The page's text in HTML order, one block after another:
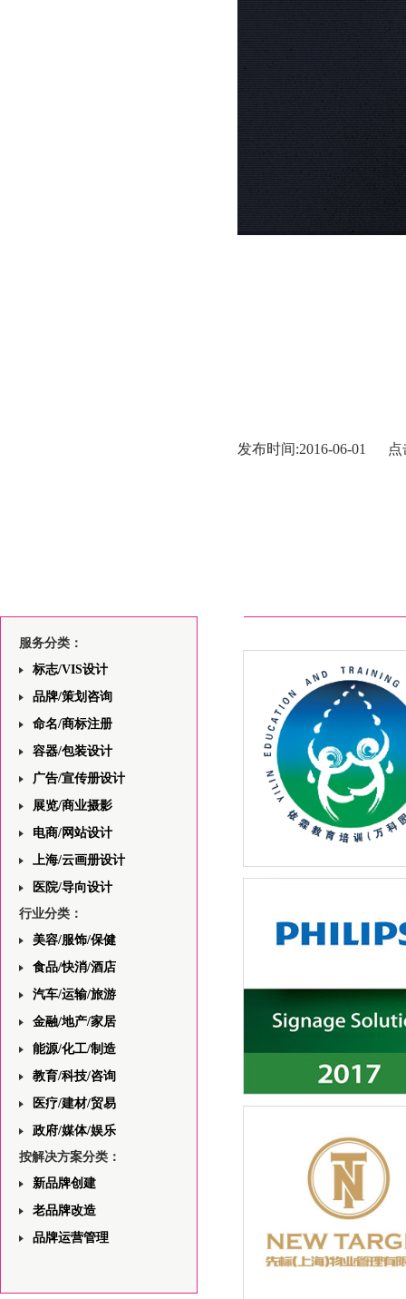
发布时间:2016-06-01 点
服务分类：
标志/VIS设计
品牌/策划咨询
命名/商标注册
容器/包装设计
广告/宣传册设计
展览/商业摄影
电商/网站设计
上海/云画册设计
医院/导向设计
行业分类：
美容/服饰/保健
食品/快消/酒店
汽车/运输/旅游
金融/地产/家居
能源/化工/制造
教育/科技/咨询
医疗/建材/贸易
政府/媒体/娱乐
按解决方案分类：
新品牌创建
老品牌改造
品牌运营管理
上海依霖教育中心网站前
飞利浦一站式安防领域解